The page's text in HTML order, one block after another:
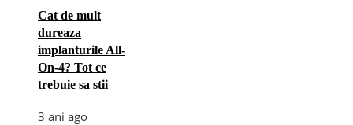
Cat de mult
dureaza
implanturile All-
On-4? Tot ce
trebuie sa stii
3 ani ago